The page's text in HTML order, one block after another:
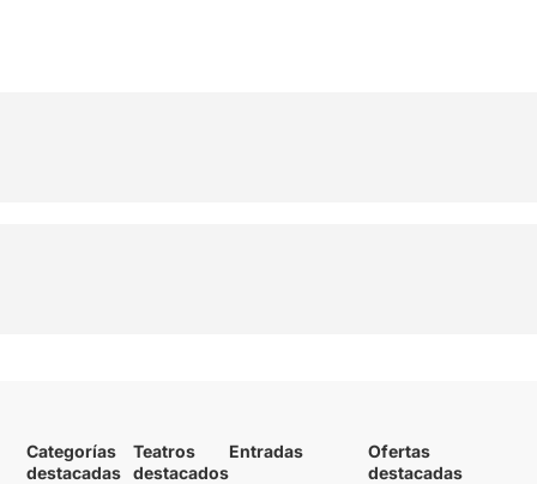
Categorías
destacadas
Teatros
destacados
Entradas
Ofertas
destacadas